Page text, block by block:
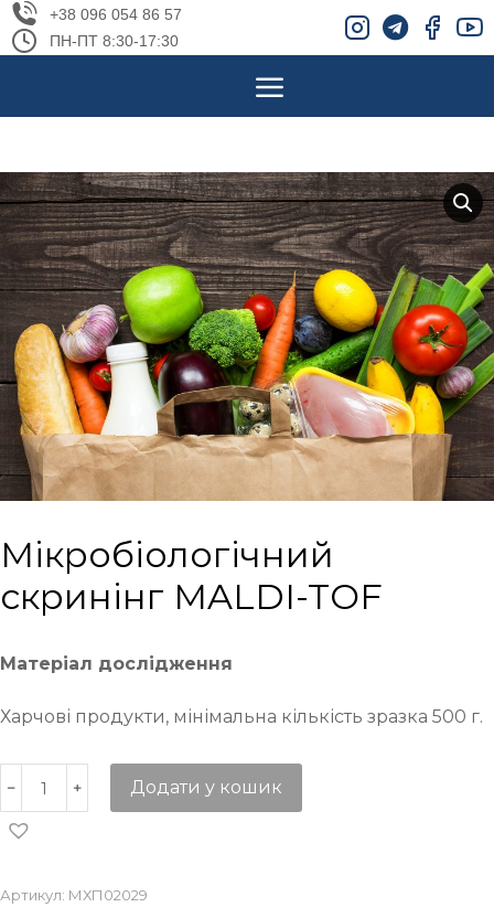
+38 096 054 86 57
ПН-ПТ 8:30-17:30
Мікробіологічний
скринінг MALDI-TOF
Матеріал дослідження
Харчові продукти, мінімальна кількість зразка 500 г.
Додати у кошик
Артикул: МХП02029